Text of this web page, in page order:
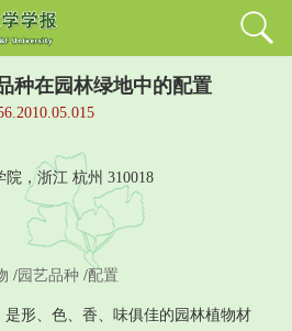
种在园林绿地中的配置
，浙江 杭州 310018
/园艺品种 /配置
是形、色、香、味俱佳的园林植物材